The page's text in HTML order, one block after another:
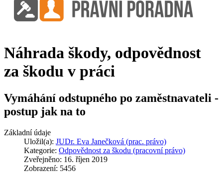
Náhrada škody, odpovědnost
za škodu v práci
Vymáhání odstupného po zaměstnavateli -
postup jak na to
Základní údaje
Uložil(a): JUDr. Eva Janečková (prac. právo)
Kategorie: Odpovědnost za škodu (pracovní právo)
Zveřejněno: 16. říjen 2019
Zobrazení: 5456